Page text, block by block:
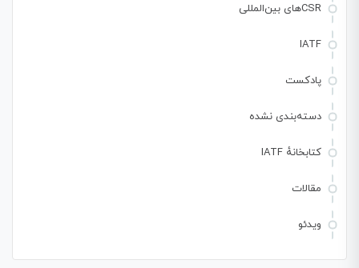
CSRهای بین‌المللی
IATF
پادکست
دسته‌بندی نشده
کتابخانهٔ IATF
مقالات
ویدئو